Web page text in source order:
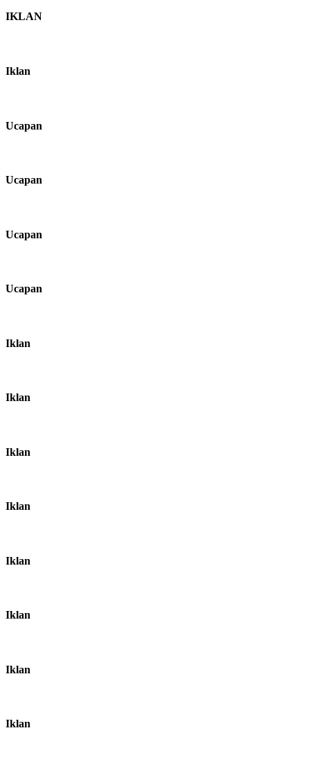
IKLAN
Iklan
Ucapan
Ucapan
Ucapan
Ucapan
Iklan
Iklan
Iklan
Iklan
Iklan
Iklan
Iklan
Iklan